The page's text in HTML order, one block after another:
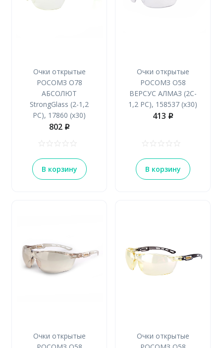
Очки открытые
РОСОМЗ О78
АБСОЛЮТ
StrongGlass (2-1,2
РС), 17860 (х30)
802 p
В корзину
Очки открытые
РОСОМЗ О58
ВЕРСУС АЛМАЗ (2C-
1,2 РС), 158537 (х30)
413 p
В корзину
Очки открытые
Очки открытые